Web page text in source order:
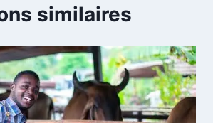
similaires